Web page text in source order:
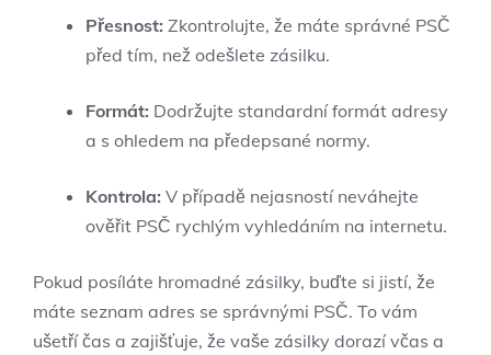
Přesnost: Zkontrolujte, že⁣ máte správné PSČ
před tím,⁣ než odešlete zásilku.
Formát: Dodržujte standardní formát ​adresy⁤
a⁢ s ohledem⁤ na předepsané ‍normy.
Kontrola: V ⁣případě nejasností neváhejte
ověřit ⁤PSČ rychlým vyhledáním ⁤na internetu.
Pokud posíláte ‌hromadné zásilky, buďte si jistí, že
máte seznam ​adres‍ se správnými PSČ. To vám
ušetří čas a zajišťuje, že vaše ⁢zásilky dorazí včas a